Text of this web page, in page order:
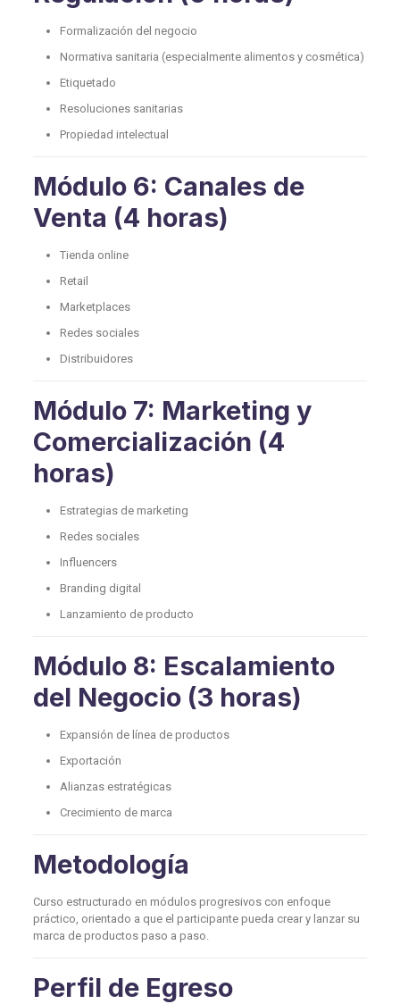
Formalización del negocio
Normativa sanitaria (especialmente alimentos y cosmética)
Etiquetado
Resoluciones sanitarias
Propiedad intelectual
Módulo 6: Canales de
Venta (4 horas)
Tienda online
Retail
Marketplaces
Redes sociales
Distribuidores
Módulo 7: Marketing y
Comercialización (4
horas)
Estrategias de marketing
Redes sociales
Influencers
Branding digital
Lanzamiento de producto
Módulo 8: Escalamiento
del Negocio (3 horas)
Expansión de línea de productos
Exportación
Alianzas estratégicas
Crecimiento de marca
Metodología
Curso estructurado en módulos progresivos con enfoque
práctico, orientado a que el participante pueda crear y lanzar su
marca de productos paso a paso.
Perfil de Egreso